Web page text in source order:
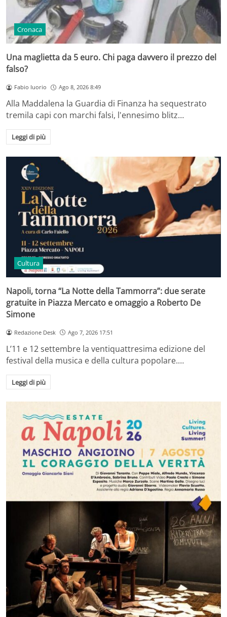
Cronaca
Una maglietta da 5 euro. Chi paga davvero il prezzo del
falso?
Fabio Iuorio Ago 8, 2026 8:49
Alla Maddalena la Guardia di Finanza ha sequestrato
tremila capi con marchi falsi, l'ennesimo blitz…
Leggi di più
Cultura
Napoli, torna “La Notte della Tammorra”: due serate
gratuite in Piazza Mercato e omaggio a Roberto De
Simone
Redazione Desk Ago 7, 2026 17:51
L’11 e 12 settembre la ventiquattresima edizione del
festival della musica e della cultura popolare.…
Leggi di più